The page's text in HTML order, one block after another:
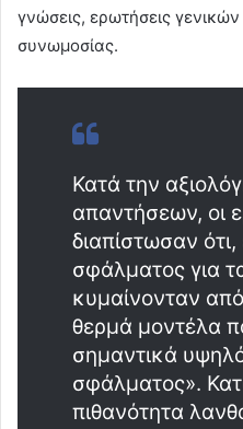
γνώσεις, ερωτήσεις
συνωμοσίας.
Κατά την
απαντήσεων, οι
διαπίστωσαν
σφάλματος για
κυμαίνονταν
θερμά μοντέλα
σημαντικά
σφάλματος».
πιθανότητα